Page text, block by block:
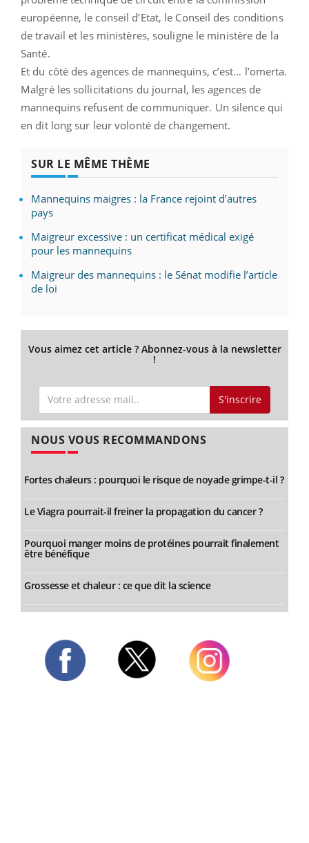
européenne, le conseil d’Etat, le Conseil des conditions
de travail et les ministères, souligne le ministère de la
Santé.
Et du côté des agences de mannequins, c’est… l’omerta.
Malgré les sollicitations du journal, les agences de
mannequins refusent de communiquer. Un silence qui
en dit long sur leur volonté de changement.
SUR LE MÊME THÈME
Mannequins maigres : la France rejoint d’autres
pays
Maigreur excessive : un certificat médical exigé
pour les mannequins
Maigreur des mannequins : le Sénat modifie l’article
de loi
Vous aimez cet article ? Abonnez-vous à la newsletter
!
S'inscrire
NOUS VOUS RECOMMANDONS
Fortes chaleurs : pourquoi le risque de noyade grimpe-t-il ?
Le Viagra pourrait-il freiner la propagation du cancer ?
Pourquoi manger moins de protéines pourrait finalement
être bénéfique
Grossesse et chaleur : ce que dit la science